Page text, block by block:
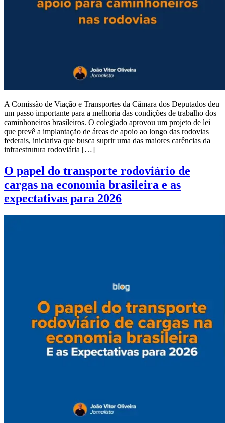
A Comissão de Viação e Transportes da Câmara dos Deputados deu
um passo importante para a melhoria das condições de trabalho dos
caminhoneiros brasileiros. O colegiado aprovou um projeto de lei
que prevê a implantação de áreas de apoio ao longo das rodovias
federais, iniciativa que busca suprir uma das maiores carências da
infraestrutura rodoviária […]
O papel do transporte rodoviário de
cargas na economia brasileira e as
expectativas para 2026